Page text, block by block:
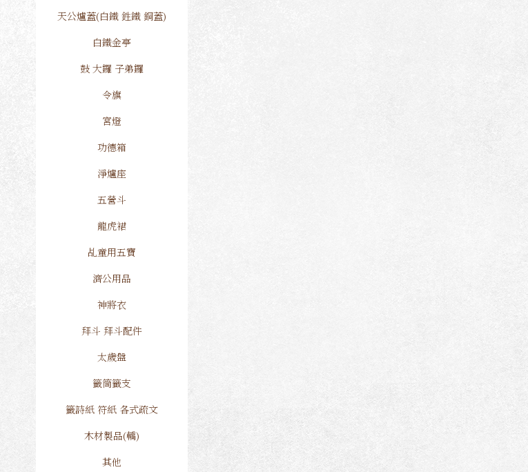
天公爐蓋(白鐵 鉎鐵 銅蓋)
白鐵金亭
鼓 大鑼 子弟鑼
令旗
宮燈
功德箱
淨爐座
五營斗
龍虎裙
乩童用五寶
濟公用品
神將衣
拜斗 拜斗配件
太歲盤
籤筒籤支
籤詩紙 符紙 各式疏文
木材製品(轎)
其他